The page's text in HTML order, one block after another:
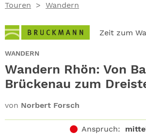
Touren Wandern
Zeit zum
WANDERN
Wandern Rhön: Von
Brückenau zum
von Norbert Forsch
Anspruch:
ABO
GEWINNEN
NEWSLETTER